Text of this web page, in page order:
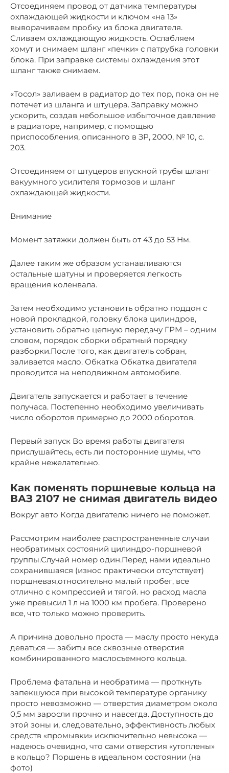
Отсоединяем провод от датчика температуры
охлаждающей жидкости и ключом «на 13»
выворачиваем пробку из блока двигателя.
Сливаем охлаждающую жидкость. Ослабляем
хомут и снимаем шланг «печки» с патрубка головки
блока. При заправке системы охлаждения этот
шланг также снимаем.
«Тосол» заливаем в радиатор до тех пор, пока он не
потечет из шланга и штуцера. Заправку можно
ускорить, создав небольшое избыточное давление
в радиаторе, например, с помощью
приспособления, описанного в ЗР, 2000, № 10, с.
203.
Отсоединяем от штуцеров впускной трубы шланг
вакуумного усилителя тормозов и шланг
охлаждающей жидкости.
Внимание
Момент затяжки должен быть от 43 до 53 Нм.
Далее таким же образом устанавливаются
остальные шатуны и проверяется легкость
вращения коленвала.
Затем необходимо установить обратно поддон с
новой прокладкой, головку блока цилиндров,
установить обратно цепную передачу ГРМ – одним
словом, порядок сборки обратный порядку
разборки.После того, как двигатель собран,
заливается масло. Обкатка Обкатка двигателя
проводится на неподвижном автомобиле.
Двигатель запускается и работает в течение
получаса. Постепенно необходимо увеличивать
число оборотов примерно до 2000 оборотов.
Первый запуск Во время работы двигателя
прислушайтесь, есть ли посторонние шумы, что
крайне нежелательно.
Как поменять поршневые кольца на
ВАЗ 2107 не снимая двигатель видео
Вокруг авто Когда двигателю ничего не поможет.
Рассмотрим наиболее распространенные случаи
необратимых состояний цилиндро-поршневой
группы.Случай номер один.Перед нами идеально
сохранившаяся (износ практически отсутствует)
поршневая,относительно малый пробег, все
отлично с компрессией и тягой. но расход масла
уже превысил 1 л на 1000 км пробега. Проверено
все, что только можно проверить.
А причина довольно проста — маслу просто некуда
деваться — забиты все сквозные отверстия
комбинированного маслосъемного кольца.
Проблема фатальна и необратима — проткнуть
запекшуюся при высокой температуре органику
просто невозможно — отверстия диаметром около
0,5 мм заросли прочно и навсегда. Доступность до
этой зоны и, следовательно, эффективность любых
средств «промывки» исключительно невысока —
надеюсь очевидно, что сами отверстия «утоплены»
в кольцо? Поршень в идеальном состоянии (на
фото)